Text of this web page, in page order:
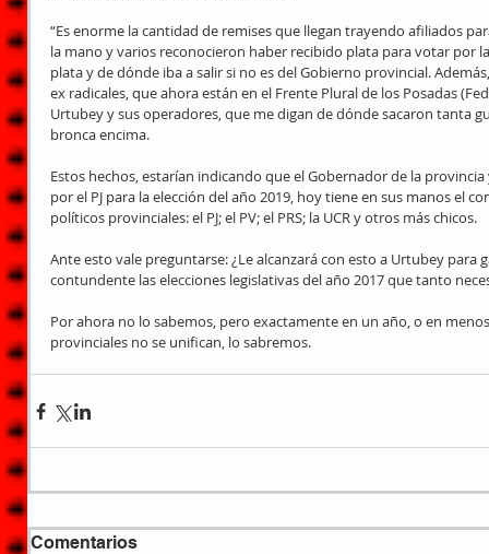
“Es enorme la cantidad de remises que llegan trayendo afiliados
la mano y varios reconocieron haber recibido plata para votar por
plata y de dónde iba a salir si no es del Gobierno provincial.
ex radicales, que ahora están en el Frente Plural de los Posadas
Urtubey y sus operadores, que me digan de dónde sacaron tanta
bronca encima.
Estos hechos, estarían indicando que el Gobernador de la
por el PJ para la elección del año 2019, hoy tiene en sus manos el
políticos provinciales: el PJ; el PV; el PRS; la UCR y otros más chicos.
Ante esto vale preguntarse: ¿Le alcanzará con esto a Urtubey para
contundente las elecciones legislativas del año 2017 que tanto
Por ahora no lo sabemos, pero exactamente en un año, o en
provinciales no se unifican, lo sabremos.
Comentarios